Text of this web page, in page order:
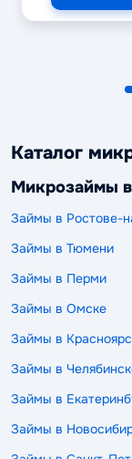
Каталог
Микрозаймы в
Займы в Ростове-
Займы в Тюмени
Займы в Перми
Займы в Омске
Займы в
Займы в
Займы в
Займы в